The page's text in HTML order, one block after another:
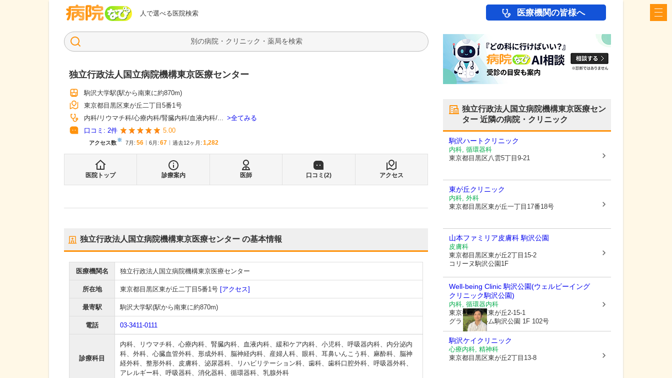
人で選べる医院検索
病院なび 医療機関の皆様へ
検索
独立行政法人国立病院機構東京医療センター
駒沢大学駅(駅から南東に約870m)
東京都目黒区東が丘二丁目5番1号
内科 リウマチ科 心療内科 腎臓内科 血液内科 ...
全てみる
口コミ: 2件 5.00
アクセス数※ 7月 : 56 6月 : 67 過去12ヶ月: 1,282
医院トップ 診療案内 医師 口コミ(2) アクセス
独立行政法人国立病院機構東京医療センター の基本情報
医療機関名 独立行政法人国立病院機構東京医療センター
所在地 東京都目黒区東が丘二丁目5番1号 [アクセス]
最寄駅 駒沢大学駅(駅から南東に約870m)
電話 03-3411-0111
診療科目
内科、 リウマチ科、 心療内科、 腎臓内科、 血液内科、 緩和ケア内科、 小児科、 呼吸器内科、 内分泌内
科、 外科、 心臓血管外科、 形成外科、 脳神経内科、 産婦人科、 眼科、 耳鼻いんこう科、 麻酔科、 脳神
経外科、 整形外科、 皮膚科、 泌尿器科、 リハビリテーション科、 歯科、 歯科口腔外科、 呼吸器外科、
アレルギー科、 呼吸器科、 消化器科、 循環器科、 乳腺外科
独立行政法人国立病院機構東京医療セン
ター 近隣の病院・クリニック
駒沢ハートクリニック
内科, 循環器科
東京都目黒区八雲5丁目9-21
東が丘クリニック
内科, 外科
東京都目黒区東が丘一丁目17番18号
山本ファミリア皮膚科 駒沢公園
皮膚科
東京都目黒区東が丘2丁目15-2
コリーヌ駒沢公園1F
Well-being Clinic 駒沢公園(ウェルビーイング
クリニック駒沢公園)
内科, 循環器内科
東京都目黒区東が丘2-15-1
グランフォルム駒沢公園 1F 102号
駒沢ケイクリニック
心療内科, 精神科
東京都目黒区東が丘2丁目13-8